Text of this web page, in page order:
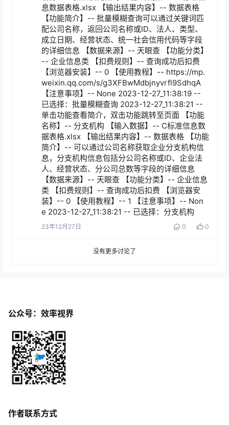
息数据表格.xlsx 【输出结果内容】-- 数据表格
【功能简介】-- 批量模糊查询可以通过关键词匹
配公司名称，返回公司名称或ID、法人、类型、
成立日期、经营状态、统一社会信用代码等字段
的详细信息 【数据来源】-- 天眼查 【功能分类】
-- 企业信息类 【扣费规则】-- 查询成功后扣费
【浏览器安装】-- 0 【使用教程】-- https://mp.
weixin.qq.com/s/g3XFBwMdbjnyvrfl9SdhqA
【注意事项】-- None 2023-12-27_11:38:19 --
已选择：批量模糊查询 2023-12-27_11:38:21 --
单击功能查看简介，双击功能跳转至页面 【功能
名称】-- 分支机构 【输入数据】-- C标准信息数
据表格.xlsx 【输出结果内容】-- 数据表格 【功能
简介】-- 可以通过公司名称获取企业分支机构信
息，分支机构信息包括分公司名称或ID、企业法
人、经营状态、分公司总数等字段的详细信息
【数据来源】-- 天眼查 【功能分类】-- 企业信息
类 【扣费规则】-- 查询成功后扣费 【浏览器安
装】-- 0 【使用教程】-- 1 【注意事项】-- Non
e 2023-12-27_11:38:21 -- 已选择：分支机构
23年12月27日 0 0
没有更多讨论了
公众号：效率视界
作者联系方式